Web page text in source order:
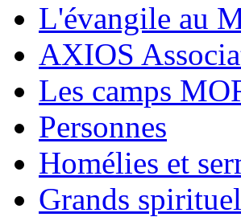
L'évangile au
AXIOS
Les camps
Personnes
Homélies et
Grands